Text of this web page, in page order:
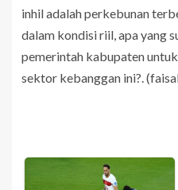
inhil adalah perkebunan
dalam kondisi riil, apa yang
pemerintah kabupaten
sektor kebanggan ini?.